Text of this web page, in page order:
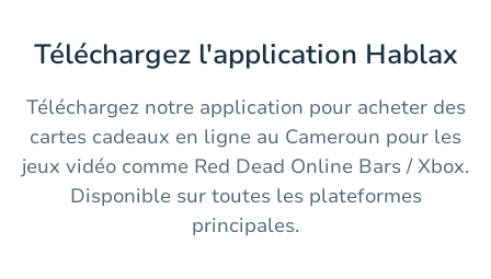
Téléchargez l'application Hablax
Téléchargez notre application pour acheter des
cartes cadeaux en ligne au Cameroun pour les
jeux vidéo comme Red Dead Online Bars / Xbox.
Disponible sur toutes les plateformes
principales.